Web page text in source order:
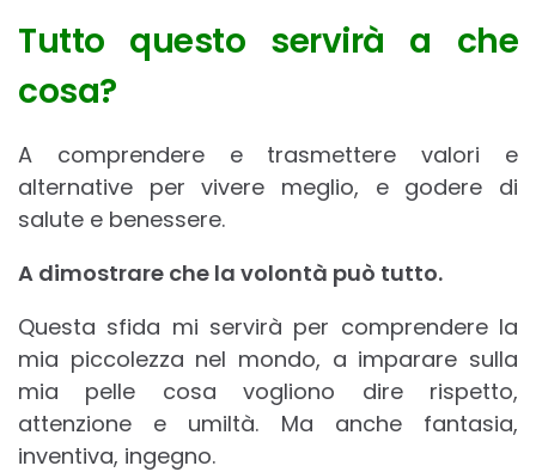
Tutto questo servirà a che
cosa?
A comprendere e trasmettere valori e
alternative per vivere meglio, e godere di
salute e benessere.
A dimostrare che la volontà può tutto.
Questa sfida mi servirà per comprendere la
mia piccolezza nel mondo, a imparare sulla
mia pelle cosa vogliono dire rispetto,
attenzione e umiltà. Ma anche fantasia,
inventiva, ingegno.